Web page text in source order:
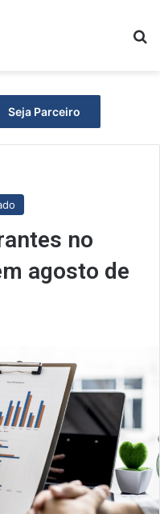
Seja Parceiro
no
agosto de